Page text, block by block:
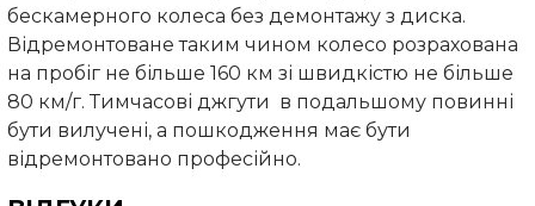
бескамерного колеса без демонтажу з диска.
Відремонтоване таким чином колесо розрахована
на пробіг не більше 160 км зі швидкістю не більше
80 км/г. Тимчасові джгути в подальшому повинні
бути вилучені, а пошкодження має бути
відремонтовано професійно.